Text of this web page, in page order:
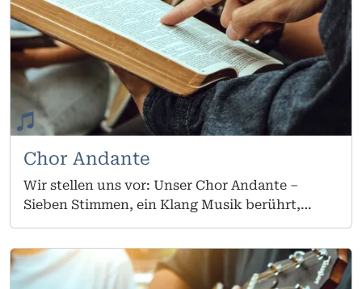
durch Musik hörbar und spürbar zu machen.
Unser Repertoire reicht von klassischer
Kirchenmusik über moderne geistliche Lieder
bis hin zu mehrstimmigen Chorsätzen. Dabei
sind sowohl traditionelle Werke als auch neue
geistliche Lieder Teil unserer Probenarbeit.
Unser Chor ist offen für alle Erwachsenen – mit
Chor Andante
Wir stellen uns vor: Unser Chor Andante –
Sieben Stimmen, ein Klang Musik berührt,
verbindet und bringt Menschen zusammen.
siebenköpfigen Musikgruppe, die sich mit viel
Herz und Engagement in das musikalische